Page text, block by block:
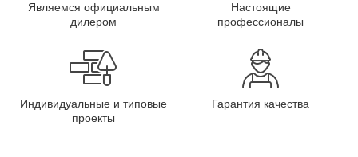
Являемся официальным
дилером
Настоящие
профессионалы
Индивидуальные и типовые
проекты
Гарантия качества